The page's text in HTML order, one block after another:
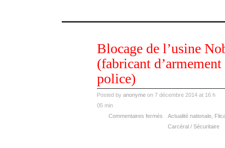
Blocage de l’usine
(fabricant
police)
Posted by anonymeon 7 décembre 2014 at 16 h
05 min
Actualité nationale,
Carcéral / Sécuritaire
Commentaires fermés